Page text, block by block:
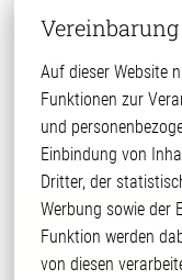
Auf dieser Website
Funktionen zur
und
Einbindung von
Dritter, der
Werbung sowie der
Funktion werden
von diesen
Geburtstags-
Bike Leasing
Sonstige
u.a.)
Betriebliche